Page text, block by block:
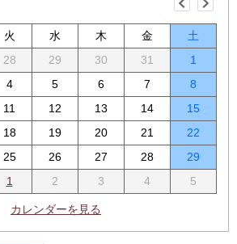
火 水 木 金
土
28 29 30 31
1
4 5 6 7
8
11 12 13 14
15
18 19 20 21
22
25 26 27 28
29
1 2 3 4 5
カレンダーを見る